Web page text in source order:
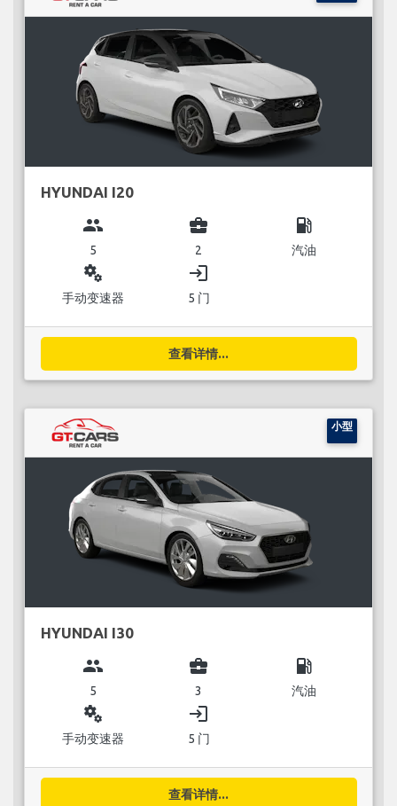
HYUNDAI I20
group
5
business_center
2
local_gas_station
汽油
miscellaneous_services
手动变速器
login
5 门
查看详情...
小型
HYUNDAI I30
group
5
business_center
3
local_gas_station
汽油
miscellaneous_services
手动变速器
login
5 门
查看详情...